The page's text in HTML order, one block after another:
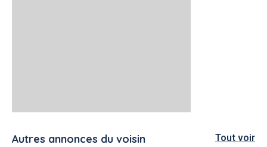
Autres annonces du voisin Tout voir